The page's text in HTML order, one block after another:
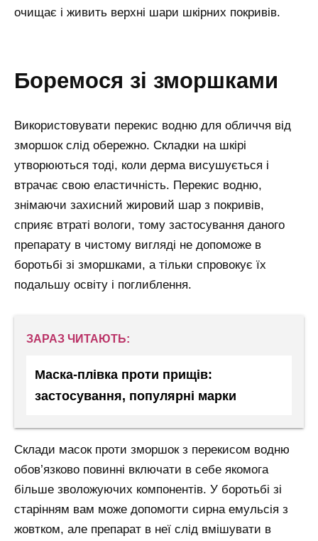
очищає і живить верхні шари шкірних покривів.
боремося зі зморшками
Використовувати перекис водню для обличчя від
зморшок слід обережно. Складки на шкірі
утворюються тоді, коли дерма висушується і
втрачає свою еластичність. Перекис водню,
знімаючи захисний жировий шар з покривів,
сприяє втраті вологи, тому застосування даного
препарату в чистому вигляді не допоможе в
боротьбі зі зморшками, а тільки спровокує їх
подальшу освіту і поглиблення.
ЗАРАЗ ЧИТАЮТЬ:
Маска-плівка проти прищів:
застосування, популярні марки
Склади масок проти зморшок з перекисом водню
обов’язково повинні включати в себе якомога
більше зволожуючих компонентів. У боротьбі зі
старінням вам може допомогти сирна емульсія з
жовтком, але препарат в неї слід вмішувати в